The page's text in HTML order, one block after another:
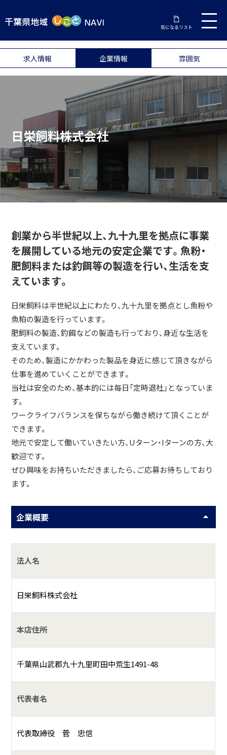
気になるリスト
求人情報 企業情報 雰囲気
日栄飼料株式会社
創業から半世紀以上、九十九里を拠点に事業
を展開している地元の安定企業です。魚粉・
肥飼料または釣餌等の製造を行い、生活を支
えています。
日栄飼料は半世紀以上にわたり、九十九里を拠点とし魚粉や
魚粕の製造を行っています。
肥飼料の製造、釣餌などの製造も行っており、身近な生活を
支えています。
そのため、製造にかかわった製品を身近に感じて頂きながら
仕事を進めていくことができます。
当社は安全のため、基本的には毎日「定時退社」となっていま
す。
ワークライフバランスを保ちながら働き続けて頂くことが
できます。
地元で安定して働いていきたい方、Uターン・Iターンの方、大
歓迎です。
ぜひ興味をお持ちいただきましたら、ご応募お待ちしており
ます。
企業概要
法人名
日栄飼料株式会社
本店住所
千葉県山武郡九十九里町田中荒生1491-48
代表者名
代表取締役 菅 忠信